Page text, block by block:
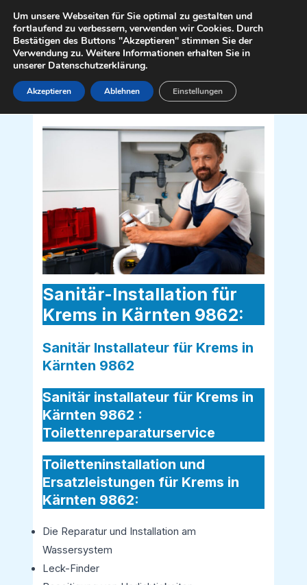
Inhalt
springen
Sanitär Installateur für Krems in
Sanitär-Installation für
Krems in Kärnten 9862:
Sanitär Installateur für Krems in
Kärnten 9862
Sanitär installateur für Krems in
Kärnten 9862 :
Toilettenreparaturservice
Toiletteninstallation und
Ersatzleistungen für Krems in
Kärnten 9862:
Die Reparatur und Installation am
Wassersystem
Leck-Finder
Um unsere Webseiten für Sie optimal zu gestalten und
fortlaufend zu verbessern, verwenden wir Cookies. Durch
Bestätigen des Buttons "Akzeptieren" stimmen Sie der
Verwendung zu. Weitere Informationen erhalten Sie in
unserer Datenschutzerklärung.
Akzeptieren Ablehnen Einstellungen